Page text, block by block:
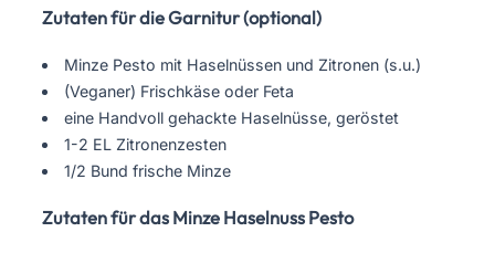
Zutaten für die Garnitur (optional)
Minze Pesto mit Haselnüssen und Zitronen (s.u.)
(Veganer) Frischkäse oder Feta
eine Handvoll gehackte Haselnüsse, geröstet
1-2 EL Zitronenzesten
1/2 Bund frische Minze
Zutaten für das Minze Haselnuss Pesto